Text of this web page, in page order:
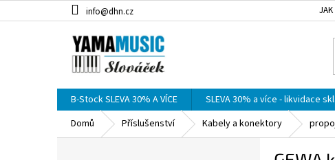
na
info@dhn.cz
B-Stock SLEVA 30% A VÍCE SLEVA 30% a více - likvidace
Domů
Příslušenství Kabely a konektory